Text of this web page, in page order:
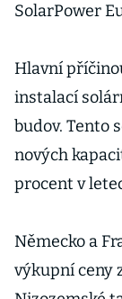
SolarPower
Hlavní
instalací
budov. Tento
nových
procent v
Německo a
výkupní ceny